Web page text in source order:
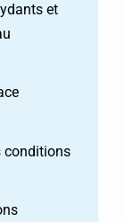
et
conditions